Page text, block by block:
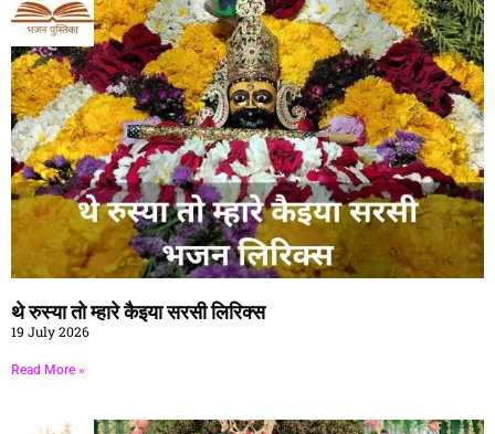
थे रुस्या तो म्हारे कैइया सरसी लिरिक्स
19 July 2026
Read More »